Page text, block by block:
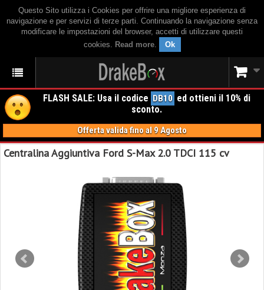
Questo Sito utilizza i Cookies per offrire una migliore esperienza di
navigazione e per servizi di terze parti. Continuando la navigazione senza
modificare le impostazioni del browser, accetti di utilizzare questi
cookies. Read more. Ok
FLASH SALE: Usa il codice DB10 ed ottieni il 10% di
sconto.
Offerta valida fino al 9 Agosto
Centralina Aggiuntiva Ford S-Max 2.0 TDCI 115 cv